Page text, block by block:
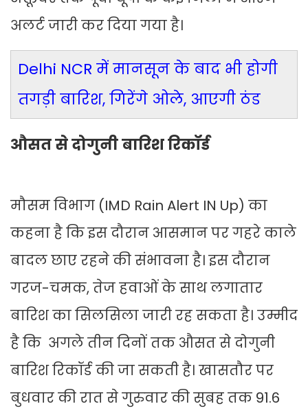
अलर्ट जारी कर दिया गया है।
Delhi NCR में मानसून के बाद भी होगी
तगड़ी बारिश, गिरेंगे ओले, आएगी ठंड
औसत से दोगुनी बारिश रिकॉर्ड
मौसम विभाग (IMD Rain Alert IN Up) का
कहना है कि इस दौरान आसमान पर गहरे काले
बादल छाए रहने की संभावना है। इस दौरान
गरज-चमक, तेज हवाओं के साथ लगातार
बारिश का सिलसिला जारी रह सकता है। उम्मीद
है कि अगले तीन दिनों तक औसत से दोगुनी
बारिश रिकॉर्ड की जा सकती है। खासतौर पर
बुधवार की रात से गुरुवार की सुबह तक 91.6